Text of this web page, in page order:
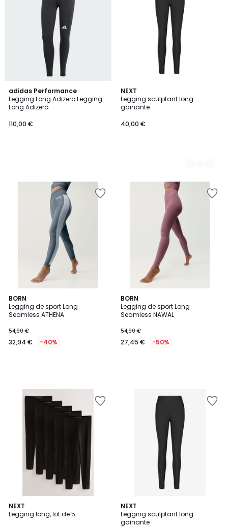
adidas Performance
Legging Long Adizero Legging
Long Adizero
110,00 €
NEXT
Legging sculptant long
gainante
40,00 €
2
Couleurs
BORN
Legging de sport Long
Seamless ATHENA
54,90 €
32,94 € -40%
BORN
Legging de sport Long
Seamless NAWAL
54,90 €
27,45 € -50%
NEXT
Legging long, lot de 5
NEXT
Legging sculptant long
gainante